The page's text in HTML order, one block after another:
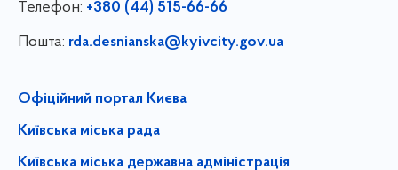
Телефон: +380 (44) 515-66-66
Пошта: rda.desnianska@kyivcity.gov.ua
Офіційний портал Києва
Київська міська рада
Київська міська державна адміністрація